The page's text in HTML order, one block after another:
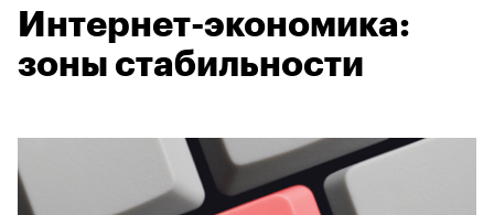
Интернет-экономика:
зоны стабильности